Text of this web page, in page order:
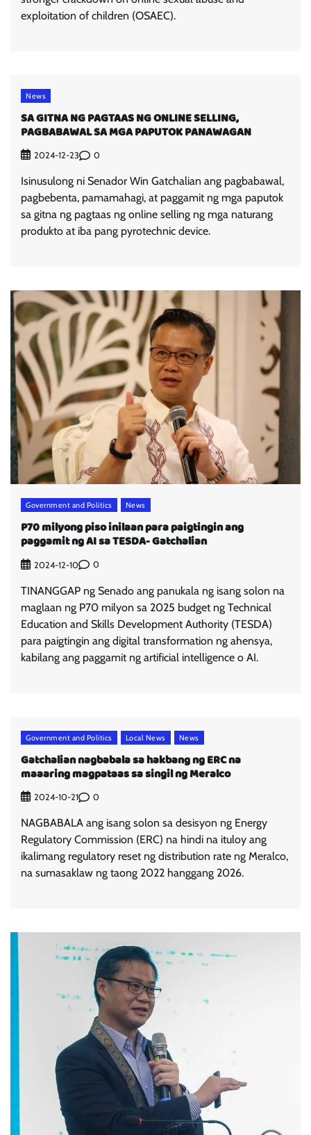
exploitation of children (OSAEC).
News
SA GITNA NG PAGTAAS NG ONLINE SELLING,
PAGBABAWAL SA MGA PAPUTOK PANAWAGAN
2024-12-23 0
Isinusulong ni Senador Win Gatchalian ang pagbabawal,
pagbebenta, pamamahagi, at paggamit ng mga paputok
sa gitna ng pagtaas ng online selling ng mga naturang
produkto at iba pang pyrotechnic device.
Government and Politics News
P70 milyong piso inilaan para paigtingin ang
paggamit ng AI sa TESDA- Gatchalian
2024-12-10 0
TINANGGAP ng Senado ang panukala ng isang solon na
maglaan ng P70 milyon sa 2025 budget ng Technical
Education and Skills Development Authority (TESDA)
para paigtingin ang digital transformation ng ahensya,
kabilang ang paggamit ng artificial intelligence o AI.
Government and Politics Local News News
Gatchalian nagbabala sa hakbang ng ERC na
maaaring magpataas sa singil ng Meralco
2024-10-21 0
NAGBABALA ang isang solon sa desisyon ng Energy
Regulatory Commission (ERC) na hindi na ituloy ang
ikalimang regulatory reset ng distribution rate ng Meralco,
na sumasaklaw ng taong 2022 hanggang 2026.